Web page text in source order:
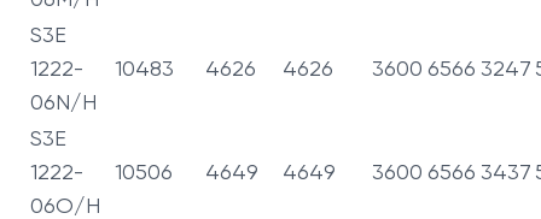
S3E
1222-
06N/H
10483 4626 4626 3600 6566 3247
S3E
1222-
06O/H
10506 4649 4649 3600 6566 3437